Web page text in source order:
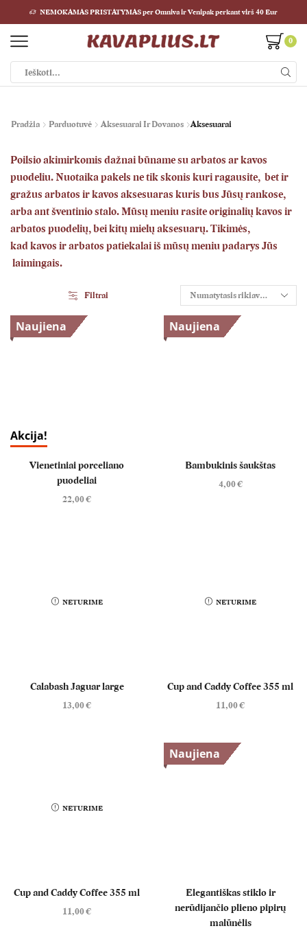
NEMOKAMAS PRISTATYMAS per Omniva ir Venipak perkant virš 40 Eur
0
Pradžia Parduotuvė Aksesuarai Ir Dovanos Aksesuarai
Poilsio akimirkomis dažnai būname suarbatos ar kavos
puodeliu. Nuotaika pakels ne tik skonis kuri ragausite, bet ir
gražus arbatos ir kavos aksesuaras kuris bus Jūsų rankose,
arba ant šventinio stalo. Mūsų meniu rasite originalių kavos ir
arbatos puodelių, bei kitų mielų aksesuarų. Tikimės,
kad kavos ir arbatos patiekalai iš mūsų meniu padarys Jūs
laimingais.
Filtrai
Naujiena
Akcija!
Vienetiniai porceliano
puodeliai
22,00€
Naujiena
Bambukinis šaukštas
4,00€
NETURIME
Calabash Jaguar large
13,00€
NETURIME
Cup and Caddy Coffee 355 ml
11,00€
NETURIME
Cup and Caddy Coffee 355 ml
11,00€
Naujiena
Elegantiškas stiklo ir
nerūdijančio plieno pipirų
malūnėlis